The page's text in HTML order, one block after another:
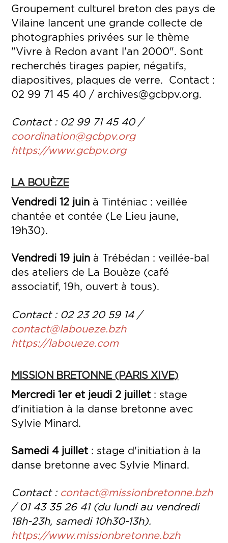
Groupement culturel breton des pays de
Vilaine lancent une grande collecte de
photographies privées sur le thème
"Vivre à Redon avant l'an 2000". Sont
recherchés tirages papier, négatifs,
diapositives, plaques de verre. Contact :
02 99 71 45 40 / archives@gcbpv.org.
Contact : 02 99 71 45 40 /
coordination@gcbpv.org
https://www.gcbpv.org
LA BOUÈZE
Vendredi 12 juinà Tinténiac : veillée
chantée et contée (Le Lieu jaune,
19h30).
Vendredi 19 juinà Trébédan : veillée-bal
des ateliers de La Bouèze (café
associatif, 19h, ouvert à tous).
Contact : 02 23 20 59 14 /
contact@laboueze.bzh
https://laboueze.com
MISSION BRETONNE (PARIS XIVE)
Mercredi 1er et jeudi 2 juillet: stage
d'initiation à la danse bretonne avec
Sylvie Minard.
Samedi 4 juillet: stage d'initiation à la
danse bretonne avec Sylvie Minard.
Contact : contact@missionbretonne.bzh
/ 01 43 35 26 41 (du lundi au vendredi
18h-23h, samedi 10h30-13h).
https://www.missionbretonne.bzh